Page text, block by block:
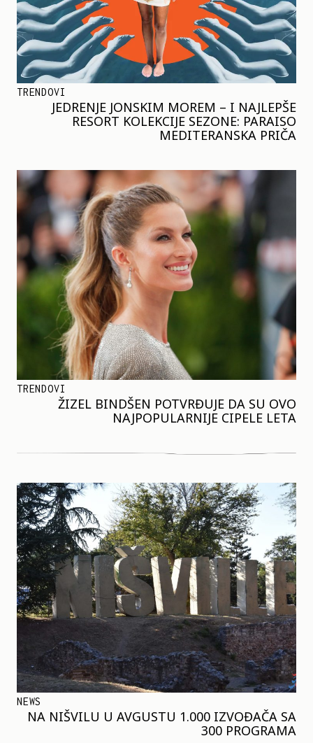
TRENDOVI
JEDRENJE JONSKIM MOREM – I NAJLEPŠE
RESORT KOLEKCIJE SEZONE: PARAISO
MEDITERANSKA PRIČA
TRENDOVI
ŽIZEL BINDŠEN POTVRĐUJE DA SU OVO
NAJPOPULARNIJE CIPELE LETA
NEWS
NA NIŠVILU U AVGUSTU 1.000 IZVOĐAČA SA
300 PROGRAMA